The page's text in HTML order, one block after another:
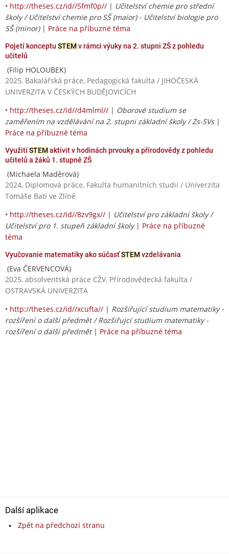
• http://theses.cz/id//5fmf0p// | Učitelství chemie pro střední
školy / Učitelství chemie pro SŠ (maior) - Učitelství biologie pro
SŠ (minor)| Práce na příbuzné téma
Pojetí konceptu STEMv rámci výuky na 2. stupni ZŠ z pohledu
učitelů
(Filip HOLOUBEK)
2025, Bakalářská práce, Pedagogická fakulta / JIHOČESKÁ
UNIVERZITA V ČESKÝCH BUDĚJOVICÍCH
• http://theses.cz/id//d4mlml// | Oborové studium se
zaměřením na vzdělávání na 2. stupni základní školy / Zs-SVs|
Práce na příbuzné téma
VyužitíSTEMaktivit v hodinách prvouky a přírodovědy z pohledu
učitelů a žáků 1. stupně ZŠ
(Michaela Maděrová)
2024, Diplomová práce, Fakulta humanitních studií / Univerzita
Tomáše Bati ve Zlíně
• http://theses.cz/id//8zv9gx// | Učitelství pro základní školy /
Učitelství pro 1. stupeň základní školy| Práce na příbuzné
téma
Vyučovanie matematiky ako súčasťSTEMvzdelávania
(Eva ČERVENCOVÁ)
2025, absolventská práce CŽV, Přírodovědecká fakulta /
OSTRAVSKÁ UNIVERZITA
• http://theses.cz/id//xcufta// | Rozšiřující studium matematiky -
rozšíření o další předmět / Rozšiřujcí studium matematiky -
rozšíření o další předmět| Práce na příbuzné téma
Další aplikace
Zpět na předchozí stranu